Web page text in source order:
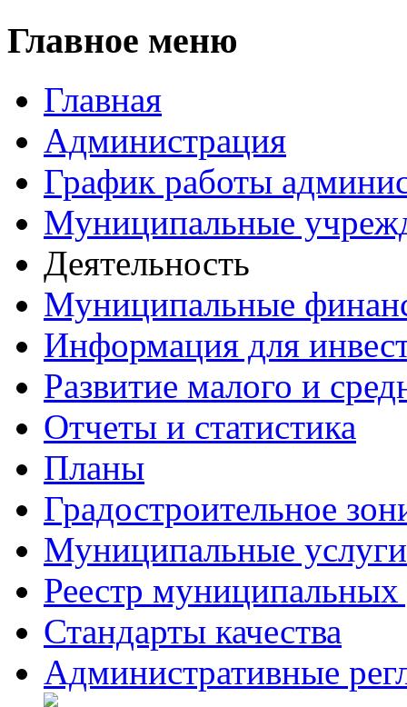
Главное меню
Главная
Администрация
График работы
Муниципальные
Деятельность
Муниципальные
Информация для
Развитие малого и
Отчеты и статистика
Планы
Градостроительное
Муниципальные услуги
Реестр муниципальных
Стандарты качества
Административные